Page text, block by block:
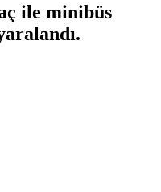
ile minibüs